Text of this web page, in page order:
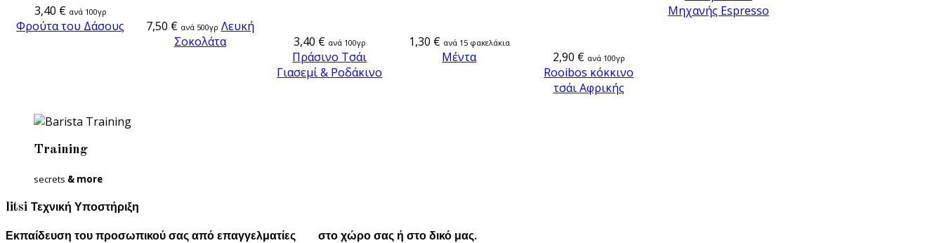
3,40 € ανά 100γρ
Φρούτα του Δάσους 7,50 € ανά 500γρ Λευκή
Σοκολάτα
3,40 € ανά 100γρ
Πράσινο Τσάι
Γιασεμί & Ροδάκινο
1,30 € ανά 15 φακελάκια
Μέντα 2,90 € ανά 100γρ
Rooibos κόκκινο
τσάι Αφρικής
Μηχανής Espresso
Training
secrets & more
litsi Τεχνική Υποστήριξη
Εκπαίδευση του προσωπικού σας από επαγγελματίες στο χώρο σας ή στο δικό μας.